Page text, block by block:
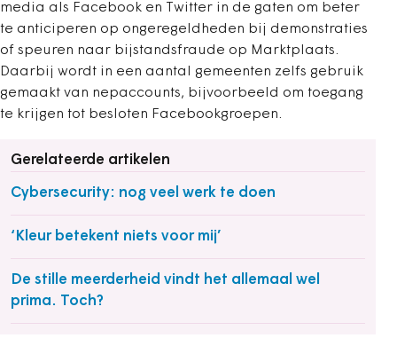
media als Facebook en Twitter in de gaten om beter
te anticiperen op ongeregeldheden bij demonstraties
of speuren naar bijstandsfraude op Marktplaats.
Daarbij wordt in een aantal gemeenten zelfs gebruik
gemaakt van nepaccounts, bijvoorbeeld om toegang
te krijgen tot besloten Facebookgroepen.
Gerelateerde artikelen
Cybersecurity: nog veel werk te doen
‘Kleur betekent niets voor mij’
De stille meerderheid vindt het allemaal wel
prima. Toch?